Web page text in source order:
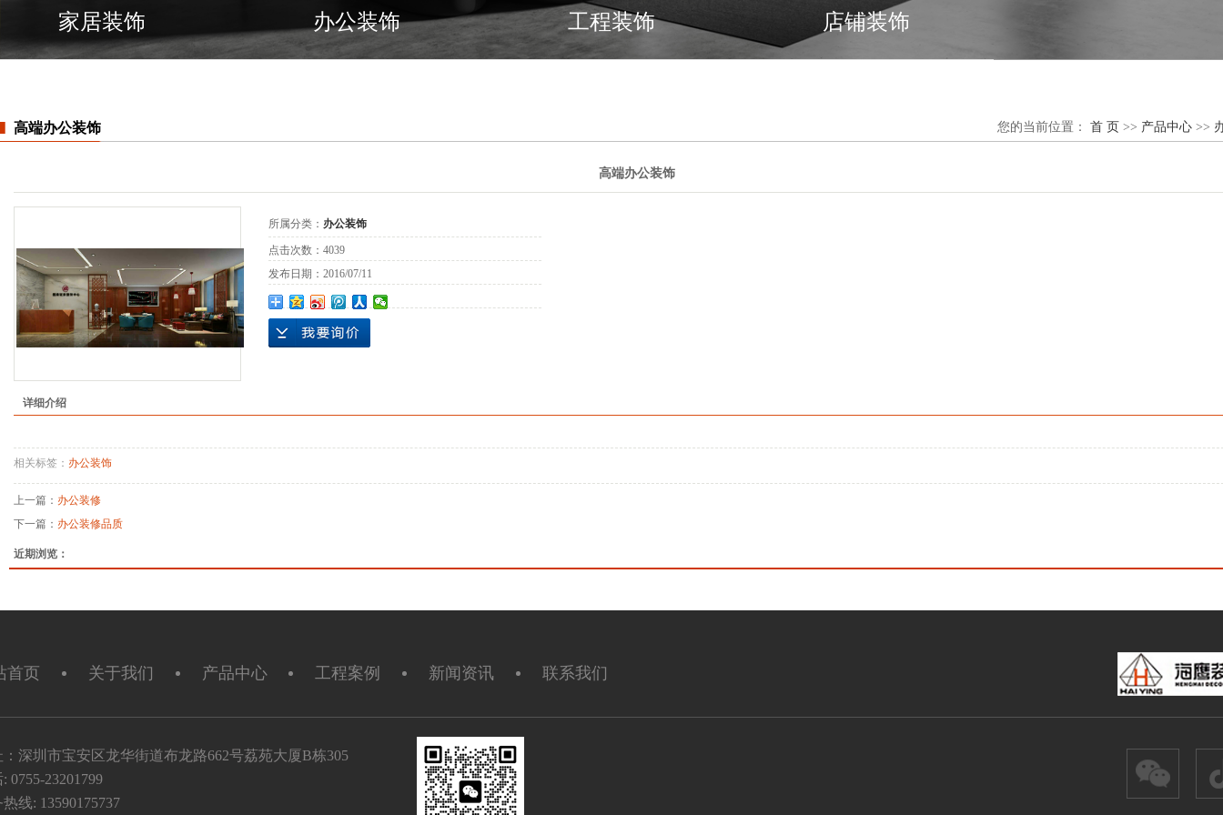
家居装饰 办公装饰 工程装饰 店铺装饰
高端办公装饰 您的当前位置： 首 页 >> 产品中心 >>
高端办公装饰
所属分类： 办公装饰
点击次数： 4039
发布日期： 2016/07/11
详细介绍
相关标签： 办公装饰
上一篇： 办公装修
下一篇： 办公装修品质
近期浏览：
首页 关于我们 产品中心 工程案例 新闻资讯 联系我们
：深圳市宝安区龙华街道布龙路662号荔苑大厦B栋305
0755-23201799
线: 13590175737